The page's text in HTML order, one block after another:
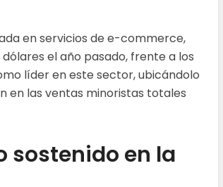
en servicios de e-commerce,
el año pasado, frente a los
líder en este sector, ubicándolo
en las ventas minoristas totales
sostenido en la